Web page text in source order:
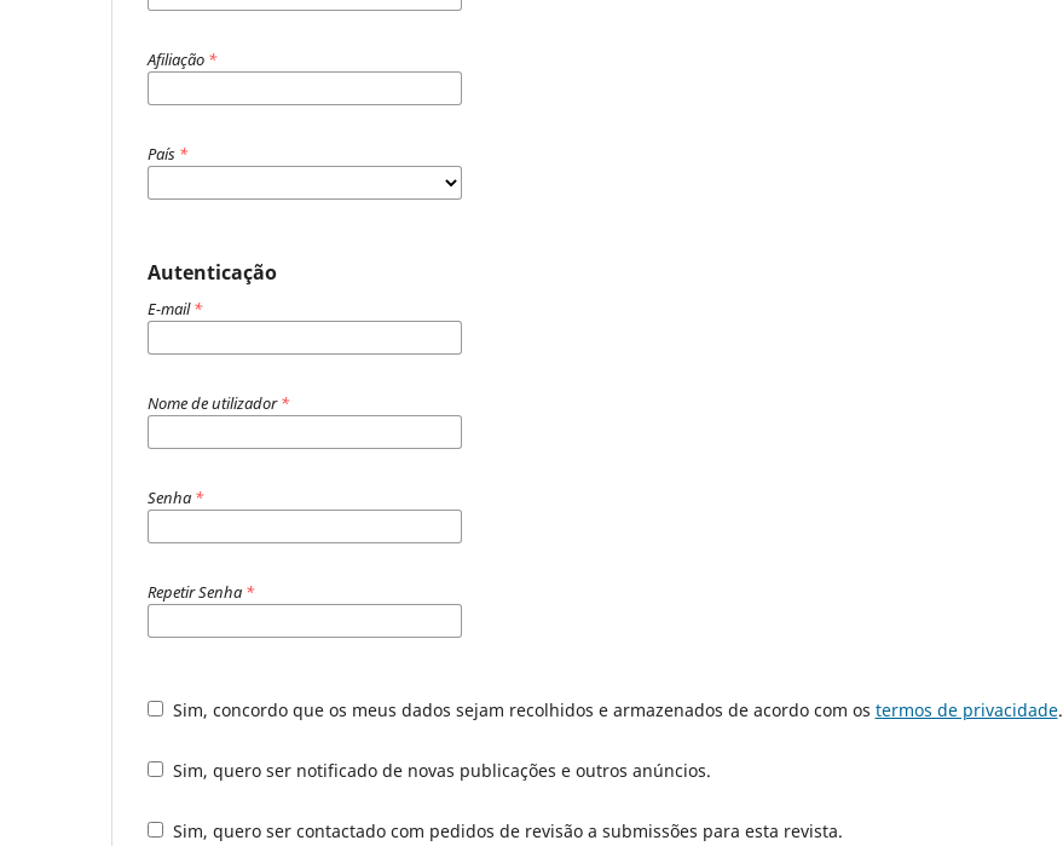
Afiliação *
País *
Autenticação
E-mail*
Nome de utilizador*
Senha *
Repetir Senha *
Sim, concordo que os meus dados sejam recolhidos e armazenados de acordo com os termos de privacidade.
Sim, quero ser notificado de novas publicações e outros anúncios.
Sim, quero ser contactado com pedidos de revisão a submissões para esta revista.